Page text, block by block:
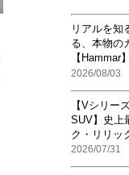
リアルを知
る、本物の
【Hammar】
2026/08/03
【Vシリー
SUV】史上
ク・リリッ
2026/07/31